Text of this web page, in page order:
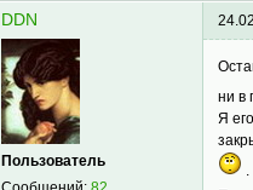
DDN
Пользователь
ни в
Я